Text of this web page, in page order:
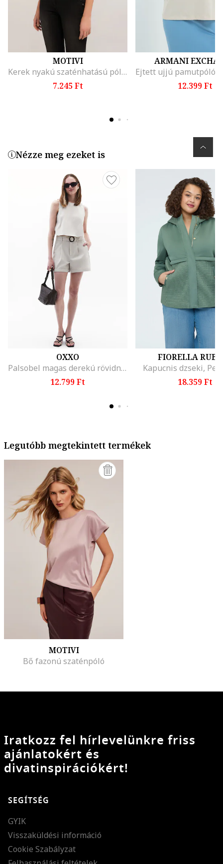
MOTIVI
Kerek nyakú szaténhatású póló, Csontszín
7.245 Ft
ARMANI
12.399 Ft
Nézze meg ezeket is
OXXO
Palsobel magas derekú rövidnadrág, Világosszürke
12.799 Ft
FIORELLA
Kapucnis dzseki,
18.359 Ft
Legutóbb megtekintett termékek
MOTIVI
Bő fazonú szaténpóló
Iratkozz fel hírlevelünkre friss
ajánlatokért és
divatinspirációkért!
SEGÍTSÉG
GYIK
Visszaküldési információ
Cookie Szabályzat